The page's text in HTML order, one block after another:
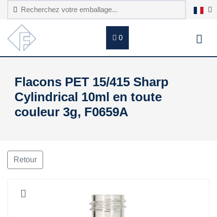
0
Flacons PET 15/415 Sharp
Cylindrical 10ml en toute
couleur 3g, F0659A
Retour